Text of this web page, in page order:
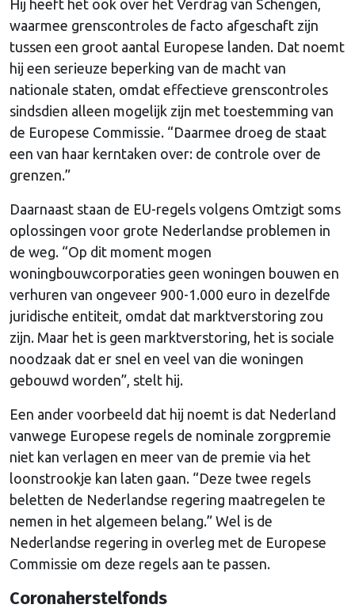
Hij heeft het ook over het Verdrag van Schengen,
waarmee grenscontroles de facto afgeschaft zijn
tussen een groot aantal Europese landen. Dat noemt
hij een serieuze beperking van de macht van
nationale staten, omdat effectieve grenscontroles
sindsdien alleen mogelijk zijn met toestemming van
de Europese Commissie. “Daarmee droeg de staat
een van haar kerntaken over: de controle over de
grenzen.”
Daarnaast staan de EU-regels volgens Omtzigt soms
oplossingen voor grote Nederlandse problemen in
de weg. “Op dit moment mogen
woningbouwcorporaties geen woningen bouwen en
verhuren van ongeveer 900-1.000 euro in dezelfde
juridische entiteit, omdat dat marktverstoring zou
zijn. Maar het is geen marktverstoring, het is sociale
noodzaak dat er snel en veel van die woningen
gebouwd worden”, stelt hij.
Een ander voorbeeld dat hij noemt is dat Nederland
vanwege Europese regels de nominale zorgpremie
niet kan verlagen en meer van de premie via het
loonstrookje kan laten gaan. “Deze twee regels
beletten de Nederlandse regering maatregelen te
nemen in het algemeen belang.” Wel is de
Nederlandse regering in overleg met de Europese
Commissie om deze regels aan te passen.
Coronaherstelfonds